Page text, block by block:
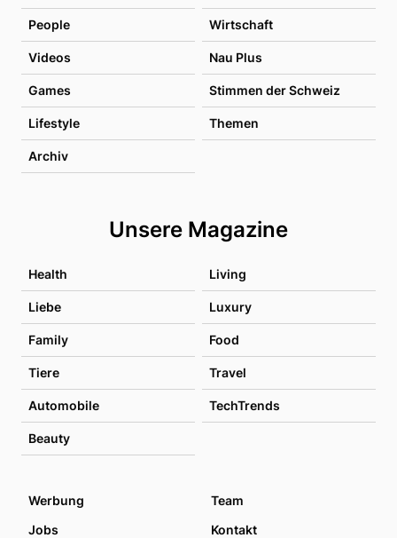
People Wirtschaft
Videos Nau Plus
Games Stimmen der Schweiz
Lifestyle Themen
Archiv
Unsere Magazine
Health Living
Liebe Luxury
Family Food
Tiere Travel
Automobile TechTrends
Beauty
Werbung
Team
Jobs
Kontakt